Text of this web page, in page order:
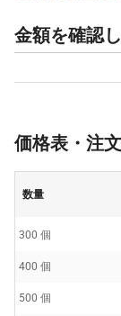
金額を確認
価格表・注
数量
300 個
400 個
500 個